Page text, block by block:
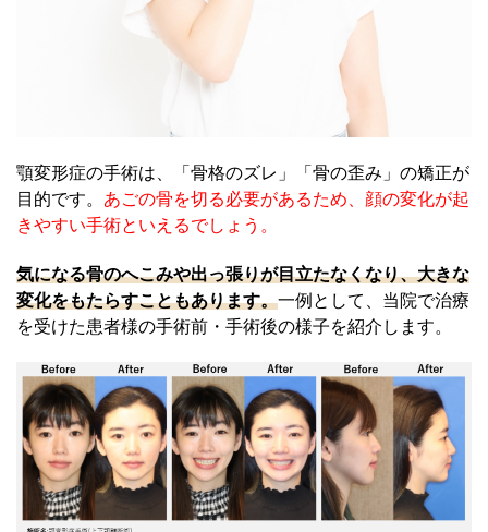
顎変形症の手術は、「骨格のズレ」「骨の歪み」の矯正が
目的です。 あごの骨を切る必要があるため、顔の変化が起
きやすい手術といえるでしょう。
気になる骨のへこみや出っ張りが目立たなくなり、大きな
変化をもたらすこともあります。一例として、当院で治療
を受けた患者様の手術前・手術後の様子を紹介します。